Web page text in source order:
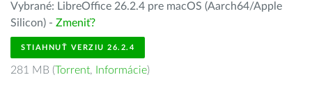
Vybrané: LibreOffice 26.2.4 pre macOS (Aarch64/Apple
Silicon) - Zmeniť?
STIAHNUŤ VERZIU 26.2.4
281 MB (Torrent, Informácie)